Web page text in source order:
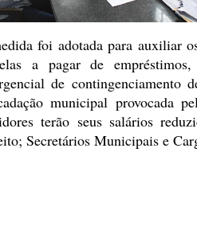
foi adotada para auxiliar
a pagar de
de contingenciamento
municipal provocada
terão seus salários
Secretários Municipais e